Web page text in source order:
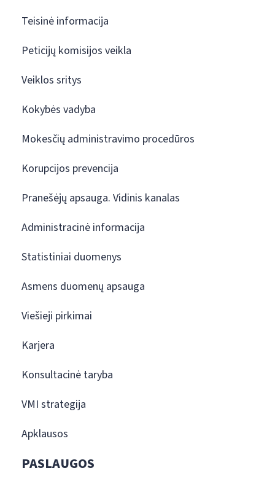
Teisinė informacija
Peticijų komisijos veikla
Veiklos sritys
Kokybės vadyba
Mokesčių administravimo procedūros
Korupcijos prevencija
Pranešėjų apsauga. Vidinis kanalas
Administracinė informacija
Statistiniai duomenys
Asmens duomenų apsauga
Viešieji pirkimai
Karjera
Konsultacinė taryba
VMI strategija
Apklausos
PASLAUGOS